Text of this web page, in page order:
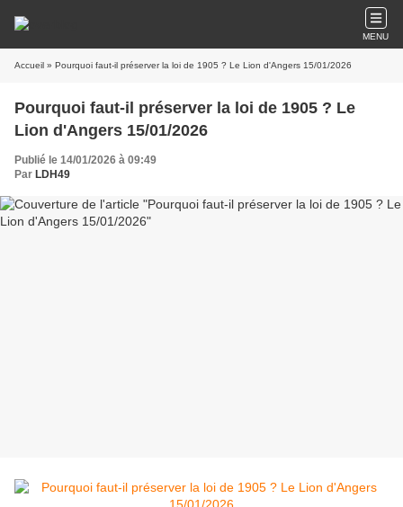
MENU
Accueil » Pourquoi faut-il préserver la loi de 1905 ? Le Lion d'Angers 15/01/2026
Pourquoi faut-il préserver la loi de 1905 ? Le
Lion d'Angers 15/01/2026
Publié le 14/01/2026 à 09:49
Par LDH49